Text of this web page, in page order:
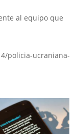
al equipo que
policia-ucraniana-